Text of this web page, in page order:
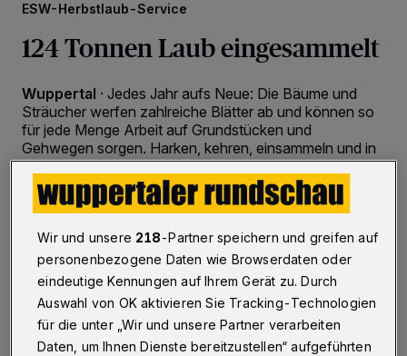
ESW-Herbstlaub-Service
124 Tonnen Laub eingesammelt
Wuppertal · Jedes Jahr aufs Neue: Die Bäume und
Sträucher werfen zahlreiche Blätter ab und können so
für jede Menge Arbeit auf Grundstücken und
Gehwegen sorgen. Harken, kehren, einsammeln und in
Säcke packen – so verläuft der herbstliche Alltag vieler
Wuppertaler. Zum ersten Mal konnten Privathaushalte
beim Eigenbetrieb Straßenreinigung Wuppertal (ESW)
gut an.
2 Minuten Lesezeit
Wir und unsere 218-Partner speichern und greifen auf
personenbezogene Daten wie Browserdaten oder
eindeutige Kennungen auf Ihrem Gerät zu. Durch
Auswahl von OK aktivieren Sie Tracking-Technologien
für die unter „Wir und unsere Partner verarbeiten
Daten, um Ihnen Dienste bereitzustellen“ aufgeführten